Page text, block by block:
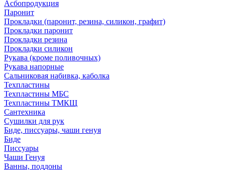
Асбопродукция
Паронит
Прокладки (паронит, резина, силикон, графит)
Прокладки паронит
Прокладки резина
Прокладки силикон
Рукава (кроме поливочных)
Рукава напорные
Сальниковая набивка, каболка
Техпластины
Техпластины МБС
Техпластины ТМКЩ
Сантехника
Сушилки для рук
Биде, писсуары, чаши генуя
Биде
Писсуары
Чаши Генуя
Ванны, поддоны